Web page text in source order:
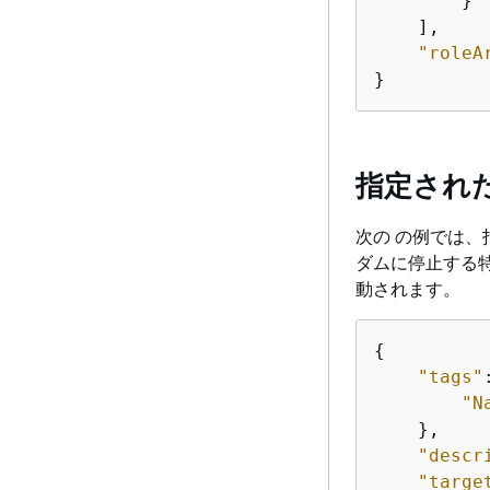
    ],
}
指定され
次の の例では、
ダムに停止する
動されます。
{
"tags"
    },